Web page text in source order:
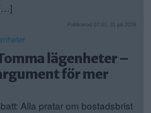
Publicerad 07:01, 31 juli 2026
lägenheter –
för mer
Alla pratar om bostadsbrist